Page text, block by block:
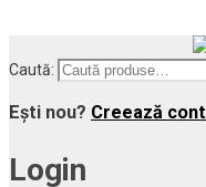
Caută:
Ești nou? Creează cont
Login